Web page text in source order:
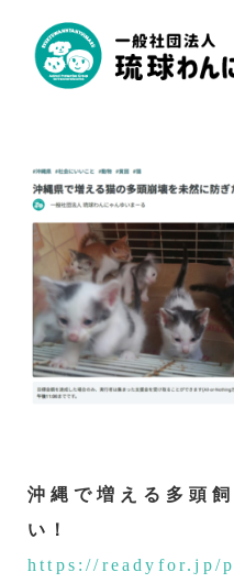
沖縄で増える多頭
い！
https://readyfor.jp/